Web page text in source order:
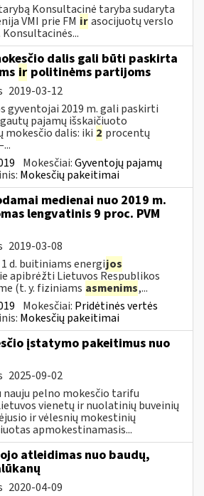
Konsultacinė taryba sudaryta
VMI prie FM irasocijuotų verslo
dalis gali būti paskirta
ir politinėms partijoms
2019-03-12
gyventojai 2019 m. gali paskirti
pajamų išskaičiuoto
dalis: iki 2 procentų
Mokesčiai:Gyventojų pajamų
Mokesčių pakeitimai
medienai nuo 2019 m.
lengvatinis 9 proc. PVM
2019-03-08
d. buitiniams energijos
apibrėžti Lietuvos Respublikos
(t. y. fiziniams asmenims,...
Mokesčiai: Pridėtinės vertės
Mokesčių pakeitimai
įstatymo pakeitimus nuo
2025-09-02
pelno mokesčio tarifu
vienetų ir nuolatinių buveinių
ir vėlesnių mokestinių
apmokestinamasis...
atleidimas nuo baudų,
2020-04-09